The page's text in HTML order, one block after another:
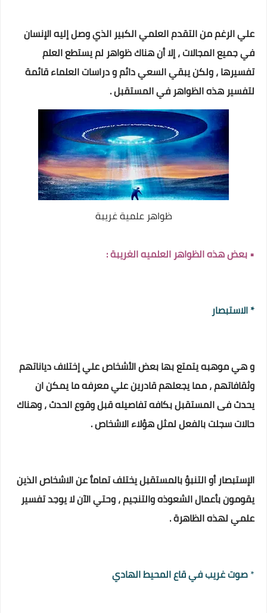
علي الرغم من التقدم العلمي الكبير الذي وصل إليه الإنسان
في جميع المجالات ، إلا أن هناك ظواهر لم يستطع العلم
تفسيرها ، ولكن يبقي السعي دائم و دراسات العلماء قائمة
لتفسير هذه الظواهر في المستقبل.
ظواهر علمية غريبة
• بعض هذه الظواهر العلميه الغريبة :
* الاستبصار
و هي موهبه يتمتع بها بعض الأشخاص علي إختلاف دياناتهم
وثقافاتهم ، مما يجعلهم قادرين علي معرفه ما يمكن ان
يحدث فى المستقبل بكافه تفاصيله قبل وقوع الحدث ، وهناك
حالات سجلت بالفعل لمثل هؤلاء الاشخاص .
الإستبصار أو التنبؤ بالمستقبل يختلف تمامٱ عن الاشخاص الذين
يقومون بأعمال الشعوذه والتنجيم ، وحتي الآن لا يوجد تفسير
علميلهذه الظاهرة .
*صوت غريب في قاع المحيط الهادي